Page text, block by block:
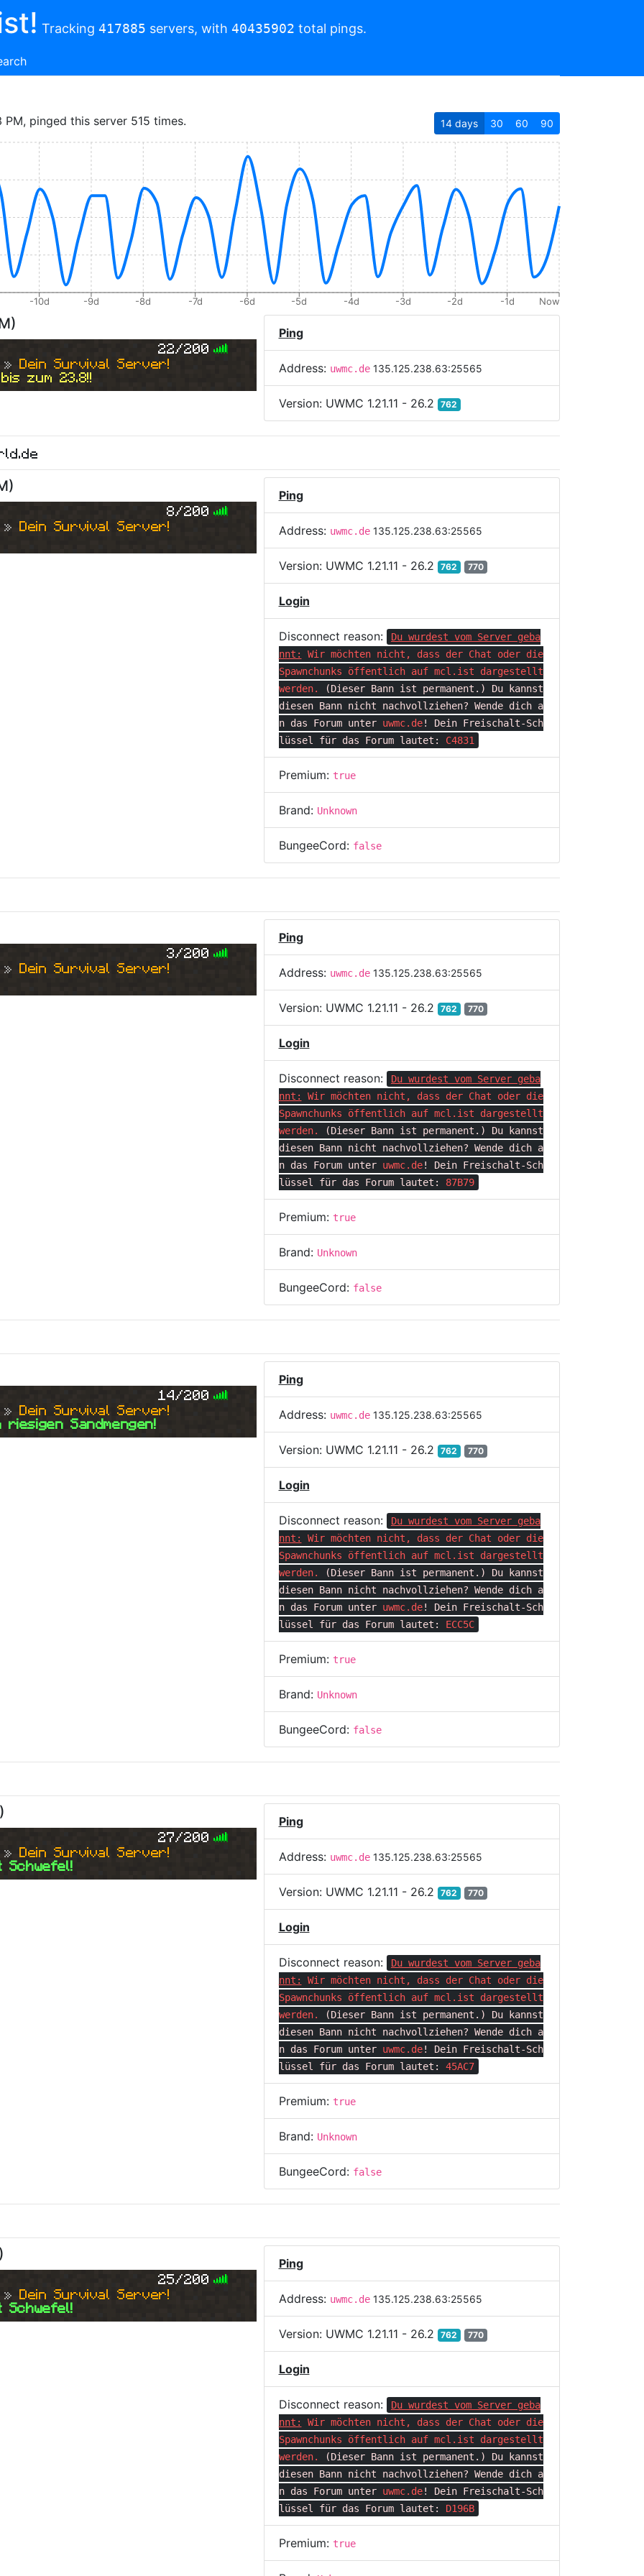
Tracking 417885 servers, with 40435902 total pings.
pinged this server 515 times. 14 days 30 60 90
-10d -9d -8d -7d -6d -5d -4d -3d -2d -1d Now
)
22/200
Dein Survival Server!
zum 23.8!!
Ping
Address: uwmc.de 135.125.238.63:25565
Version: UWMC 1.21.11 - 26.2 762
)
8/200
Dein Survival Server!
Ping
Address: uwmc.de 135.125.238.63:25565
Version: UWMC 1.21.11 - 26.2 762 770
Login
Disconnect reason:
Du wurdest vom Server geba
nnt:
Wir möchten nicht, dass der Chat oder die
Spawnchunks öffentlich auf mcl.ist dargestellt
werden.
(Dieser Bann ist permanent.)
Du kannst
diesen Bann nicht nachvollziehen? Wende dich a
n das Forum unter uwmc.de!
Dein Freischalt-Sch
lüssel für das Forum lautet: C4831
Premium: true
Brand: Unknown
BungeeCord: false
3/200
Dein Survival Server!
Ping
Address: uwmc.de 135.125.238.63:25565
Version: UWMC 1.21.11 - 26.2 762 770
Login
Disconnect reason:
Du wurdest vom Server geba
nnt:
Wir möchten nicht, dass der Chat oder die
Spawnchunks öffentlich auf mcl.ist dargestellt
werden.
(Dieser Bann ist permanent.)
Du kannst
diesen Bann nicht nachvollziehen? Wende dich a
n das Forum unter uwmc.de!
Dein Freischalt-Sch
lüssel für das Forum lautet: 87B79
Premium: true
Brand: Unknown
BungeeCord: false
14/200
Dein Survival Server!
Sandmengen!
Ping
Address: uwmc.de 135.125.238.63:25565
Version: UWMC 1.21.11 - 26.2 762 770
Login
Disconnect reason:
Du wurdest vom Server geba
nnt:
Wir möchten nicht, dass der Chat oder die
Spawnchunks öffentlich auf mcl.ist dargestellt
werden.
(Dieser Bann ist permanent.)
Du kannst
diesen Bann nicht nachvollziehen? Wende dich a
n das Forum unter uwmc.de!
Dein Freischalt-Sch
lüssel für das Forum lautet: ECC5C
Premium: true
Brand: Unknown
BungeeCord: false
)
27/200
Dein Survival Server!
Schwefel!
Ping
Address: uwmc.de 135.125.238.63:25565
Version: UWMC 1.21.11 - 26.2 762 770
Login
Disconnect reason:
Du wurdest vom Server geba
nnt:
Wir möchten nicht, dass der Chat oder die
Spawnchunks öffentlich auf mcl.ist dargestellt
werden.
(Dieser Bann ist permanent.)
Du kannst
diesen Bann nicht nachvollziehen? Wende dich a
n das Forum unter uwmc.de!
Dein Freischalt-Sch
lüssel für das Forum lautet: 45AC7
Premium: true
Brand: Unknown
BungeeCord: false
)
25/200
Dein Survival Server!
Schwefel!
Ping
Address: uwmc.de 135.125.238.63:25565
Version: UWMC 1.21.11 - 26.2 762 770
Login
Disconnect reason:
Du wurdest vom Server geba
nnt:
Wir möchten nicht, dass der Chat oder die
Spawnchunks öffentlich auf mcl.ist dargestellt
werden.
(Dieser Bann ist permanent.)
Du kannst
diesen Bann nicht nachvollziehen? Wende dich a
n das Forum unter uwmc.de!
Dein Freischalt-Sch
lüssel für das Forum lautet: D196B
Premium: true